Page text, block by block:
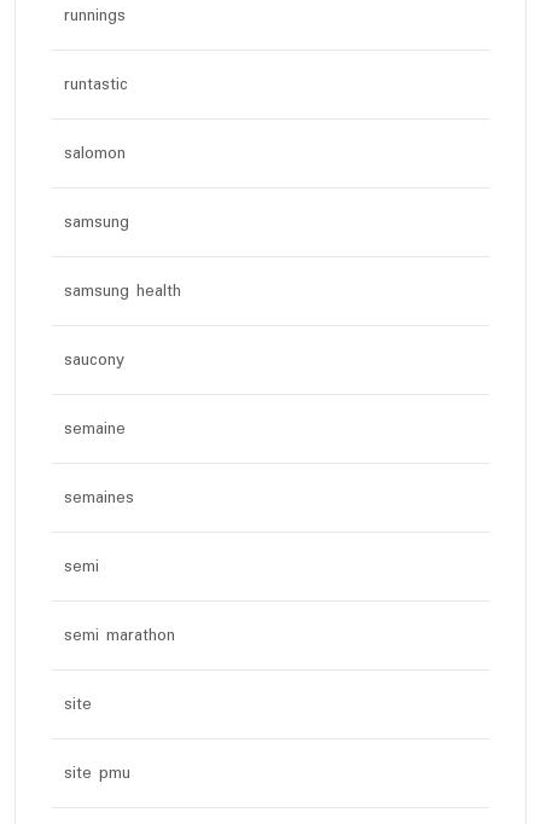
runnings
runtastic
salomon
samsung
samsung health
saucony
semaine
semaines
semi
semi marathon
site
site pmu